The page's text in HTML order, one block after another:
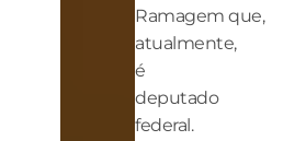
Ramagem que,
atualmente,
é
deputado
federal.